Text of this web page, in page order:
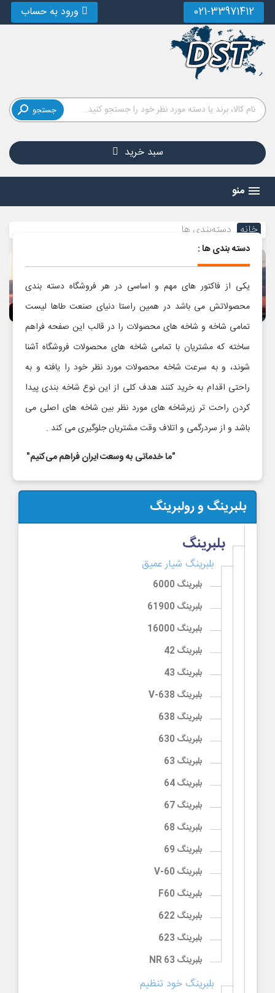
021-33971412 ورود به حساب
جستجو 
سبد خرید
منو
خانه دسته‌بندی‌ ها
نقشه دسته بندی های محصولات
دسته بندی ها :
یکی از فاکتور های مهم و اساسی در هر فروشگاه دسته بندی
محصولاتش می باشد در همین راستا دنیای صنعت طاها لیست
تمامی شاخه و شاخه های محصولات را در قالب این صفحه فراهم
ساخته که مشتریان با تمامی شاخه های محصولات فروشگاه آشنا
شوند، و به سرعت شاخه محصولات مورد نظر خود را یافته و به
راحتی اقدام به خرید کنند هدف کلی از این نوع شاخه بندی پیدا
کردن راحت تر زیرشاخه های مورد نظر بین شاخه های اصلی می
باشد و از سردرگمی و اتلاف وقت مشتریان جلوگیری می کند .
"ما خدماتی به وسعت ایران فراهم می‌کنیم"
بلبرینگ و رولبرینگ
بلبرینگ
بلبرینگ شیار عمیق
بلبرینگ 6000
بلبرینگ 61900
بلبرینگ 16000
بلبرینگ 42
بلبرینگ 43
بلبرینگ 638-V
بلبرینگ 638
بلبرینگ 630
بلبرینگ 63
بلبرینگ 64
بلبرینگ 67
بلبرینگ 68
بلبرینگ 69
بلبرینگ 60-V
بلبرینگ F60
بلبرینگ 622
بلبرینگ 623
بلبرینگ 63 NR
بلبرینگ خود تنظیم